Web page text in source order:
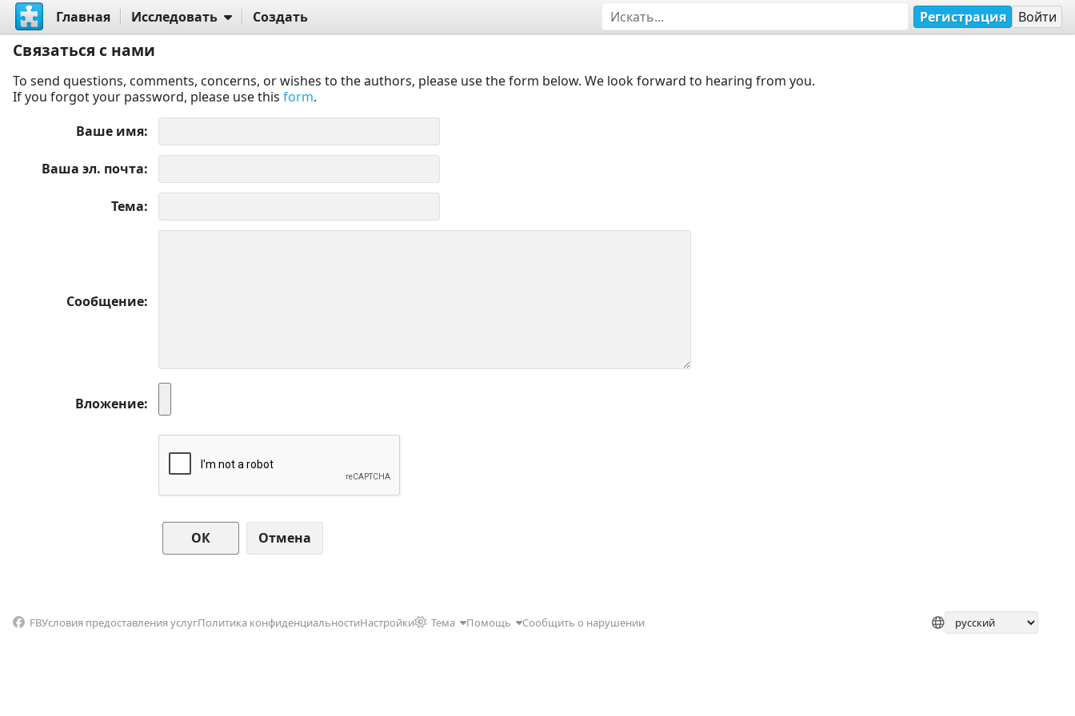
Главная Исследовать Создать Регистрация Войти
Связаться с нами
To send questions, comments, concerns, or wishes to the authors, please use the form below. We look forward to hearing from you.
If you forgot your password, please use this form.
Ваше имя
Ваша эл. почта
Тема
Сообщение
Вложение
Отмена
FBУсловия предоставления услугПолитика конфиденциальностиНастройки Тема Помощь Сообщить о нарушении